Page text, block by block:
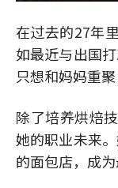
在过去的27年
如最近与出国
只想和妈妈重
除了培养烘焙
她的职业未来
的面包店，成